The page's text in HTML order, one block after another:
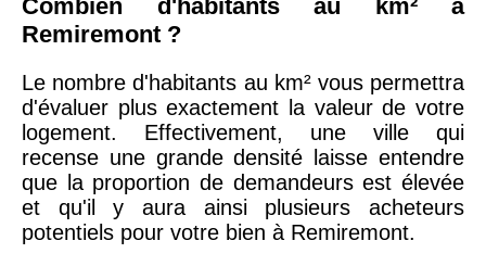
Combien d'habitants au km² à
Remiremont ?
Le nombre d'habitants au km² vous permettra
d'évaluer plus exactement la valeur de votre
logement. Effectivement, une ville qui
recense une grande densité laisse entendre
que la proportion de demandeurs est élevée
et qu'il y aura ainsi plusieurs acheteurs
potentiels pour votre bien à Remiremont.